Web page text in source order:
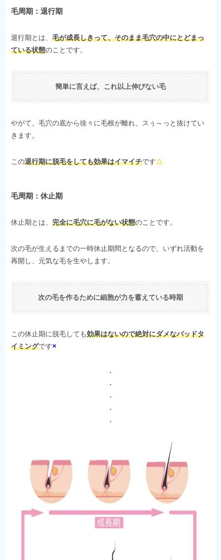
毛周期：退行期
退行期とは、毛が成長しきって、そのまま毛穴の中にとどまっ
ている状態のことです。
簡単に言えば、これ以上伸びない毛
やがて、毛穴の底から徐々に毛根が離れ、スぅ～っと抜けてい
きます。
この退行期に脱毛をしても効果はイマイチです△
毛周期：休止期
休止期とは、完全に毛穴に毛がない状態のことです。
次の毛が生えるまでの一時休止期間となるので、いずれ活動を
再開し、元気な毛を生やします。
次の毛を作るために細胞が力を蓄えている時期
この休止期に脱毛しても効果はないので絶対にダメなバッドタ
イミングです×
・
・
・
・
・